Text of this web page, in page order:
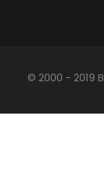
© 2000 - 2019